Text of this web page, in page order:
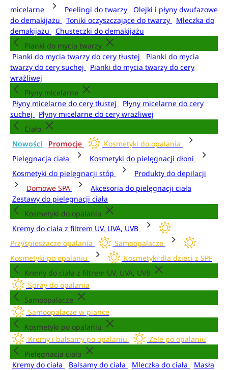
micelarne
Peelingi do twarzy
Olejki i płyny dwufazowe
do demakijażu
Toniki oczyszczające do twarzy
Mleczka do
demakijażu
Chusteczki do demakijażu
Pianki do mycia twarzy
Pianki do mycia twarzy do cery tłustej
Pianki do mycia
twarzy do cery suchej
Pianki do mycia twarzy do cery
wrażliwej
Płyny micelarne
Płyny micelarne do cery tłustej
Płyny micelarne do cery
suchej
Płyny micelarne do cery wrażliwej
Ciało
Nowości
Promocje
Kosmetyki do opalania
Pielęgnacja ciała
Kosmetyki do pielęgnacji dłoni
Kosmetyki do pielęgnacji stóp
Produkty do depilacji
Domowe SPA
Akcesoria do pielęgnacji ciała
Zestawy do pielęgnacji ciała
Kosmetyki do opalania
Kremy do ciała z filtrem UV, UVA, UVB
Przyspieszacze opalania
Samoopalacze
Kosmetyki po opalaniu
Kosmetyki dla dzieci z SPF
Kremy do ciała z filtrem UV, UVA, UVB
Spray do opalania
Samoopalacze
Samoopalacze w piance
Kosmetyki po opalaniu
Kremy i balsamy po opalaniu
Żele po opalaniu
Pielęgnacja ciała
Kremy do ciała
Balsamy do ciała Mleczka do ciała
Masła